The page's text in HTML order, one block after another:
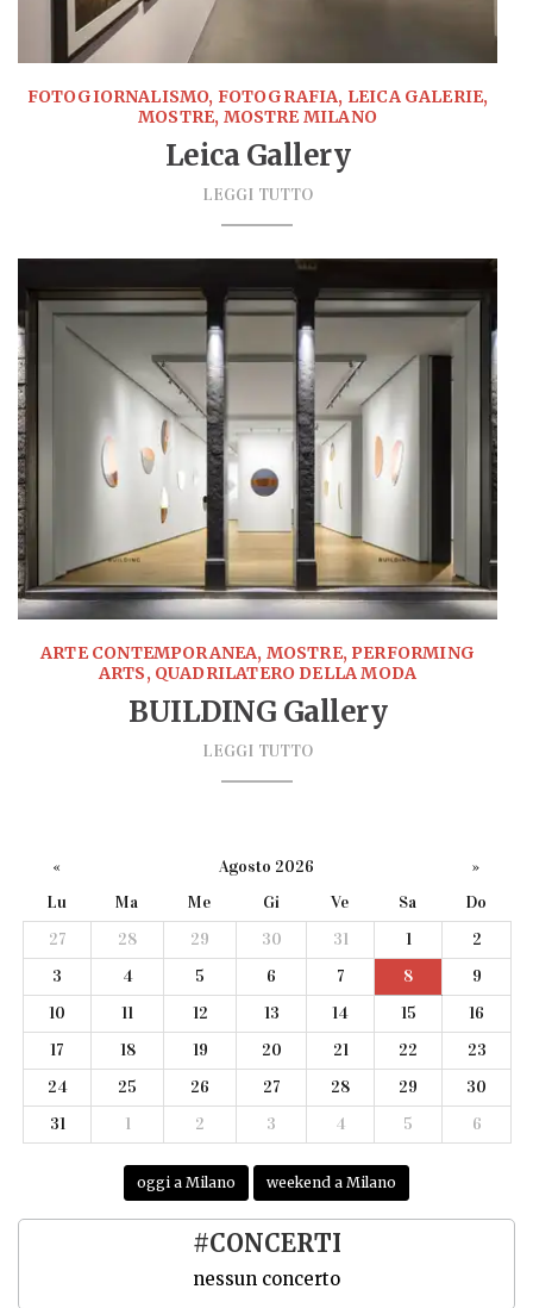
FOTOGIORNALISMO, FOTOGRAFIA, LEICA GALERIE,
MOSTRE, MOSTRE MILANO
Leica Gallery
LEGGI TUTTO
ARTE CONTEMPORANEA, MOSTRE, PERFORMING
ARTS, QUADRILATERO DELLA MODA
BUILDING Gallery
LEGGI TUTTO
« Agosto 2026
»
Lu
Ma Me Gi Ve Sa
Do
27
28 29 30 31 1
2
3
4 5 6 7 8
9
10
11 12 13 14 15
16
17
18 19 20 21 22
23
24
25 26 27 28 29
30
31
1 2 3 4 5 6
oggi a Milano weekend a Milano
#CONCERTI
nessun concerto